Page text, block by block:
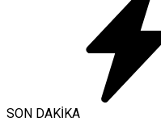
SON DAKİKA